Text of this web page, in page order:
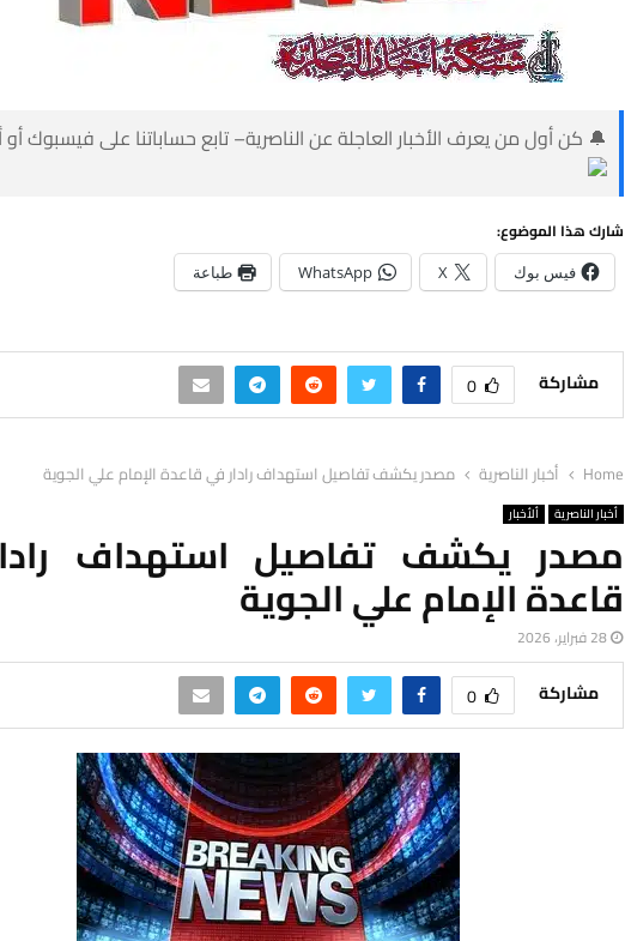
🔔 كن أول من يعرف الأخبار العاجلة عن الناصرية– تابع حساباتنا على فيسبوك
شارك هذا الموضوع:
فيس بوك X
WhatsApp طباعة
مشاركة 0
Home أخبار الناصرية مصدر يكشف تفاصيل استهداف رادار في قاعدة الإمام علي الجوية
أخبار الناصرية ألأخبار
مصدر يكشف تفاصيل استهداف
قاعدة الإمام علي الجوية
28 فبراير، 2026
مشاركة 0